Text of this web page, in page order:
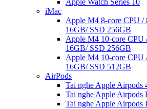
Apple Watch Series 10
iMac
Apple M4 8-core CPU
16GB/ SSD 256GB
Apple M4 10-core
16GB/ SSD 256GB
Apple M4 10-core
16GB/ SSD 512GB
AirPods
Tai nghe Apple Airpods
Tai nghe Apple Airpods
Tai nghe Apple Airpods